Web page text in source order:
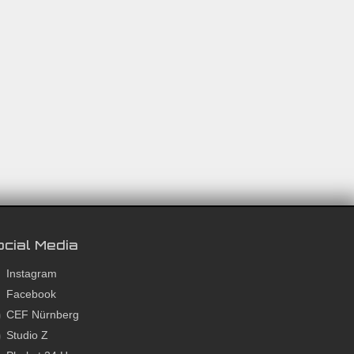
Media
Instagram
Facebook
CEF Nürnberg
Studio Z